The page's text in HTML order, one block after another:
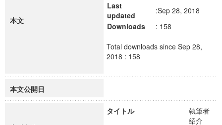
本文
Last
updated
:Sep 28, 2018
Downloads
: 158
Total downloads since Sep 28,
2018 : 158
本文公開日
タイトル
執筆者
紹介